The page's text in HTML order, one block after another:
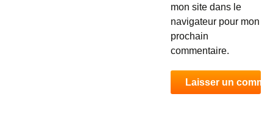
mon site dans le
navigateur pour mon
prochain
commentaire.